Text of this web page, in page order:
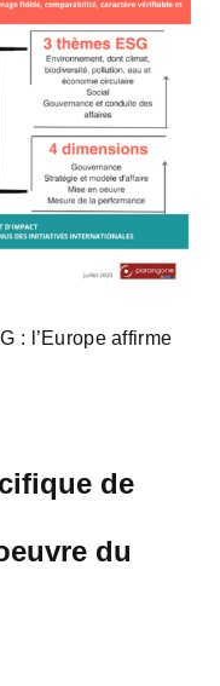
: l’Europe affirme
de
du